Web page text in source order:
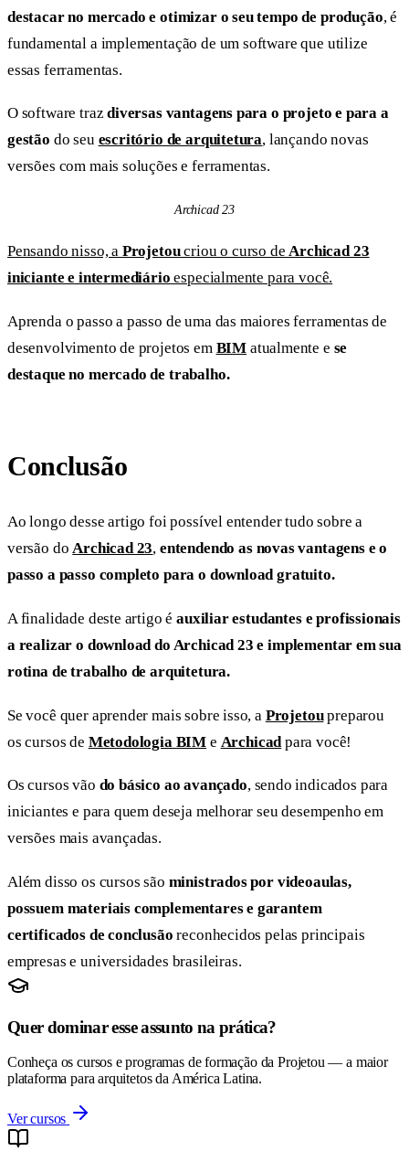
destacar no mercado e otimizar o seu tempo de produção, é
fundamental a implementação de um software que utilize
essas ferramentas.
O software trazdiversas vantagens para o projeto e para a
gestão do seu escritório de arquitetura, lançando novas
versões com mais soluções e ferramentas.
Archicad 23
Pensando nisso, a Projetoucriou o curso deArchicad 23
iniciante e intermediário especialmente para você.
Aprenda o passo a passo de uma das maiores ferramentas de
desenvolvimento de projetos em BIM atualmente e se
destaque no mercado de trabalho.
Conclusão
Ao longo desse artigo foi possível entender tudo sobre a
versão doArchicad 23, entendendo as novas vantagens e o
passo a passo completo para o download gratuito.
A finalidade deste artigo éauxiliar estudantes e profissionais
a realizar o download do Archicad 23 e implementar em sua
rotina de trabalho de arquitetura.
Se você quer aprender mais sobre isso, a Projetoupreparou
os cursos de Metodologia BIM e Archicad para você!
Os cursos vão do básico ao avançado, sendo indicados para
iniciantes e para quem deseja melhorar seu desempenho em
versões mais avançadas.
Além disso os cursos são ministrados por videoaulas,
possuem materiais complementares e garantem
certificados de conclusão reconhecidos pelas principais
empresas e universidades brasileiras.
Quer dominar esse assunto na prática?
Conheça os cursos e programas de formação da Projetou — a maior
plataforma para arquitetos da América Latina.
Ver cursos